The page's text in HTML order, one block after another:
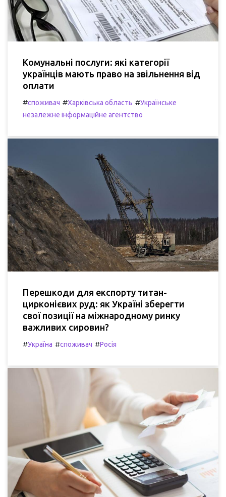
Комунальні послуги: які категорії
українців мають право на звільнення від
оплати
#споживач #Харківська область #Українське
незалежне інформаційне агентство
Перешкоди для експорту титан-
цирконієвих руд: як Україні зберегти
свої позиції на міжнародному ринку
важливих сировин?
#Україна #споживач #Росія